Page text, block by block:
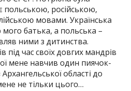
російською,
мовами. Українська
батька, а польська –
ними з дитинства.
під час своїх довгих мандрів
мене навчив один пиячок-
області до
не тільки цього…